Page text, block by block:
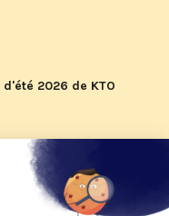
2026 de KTO
du pape Léon
sur KTO le